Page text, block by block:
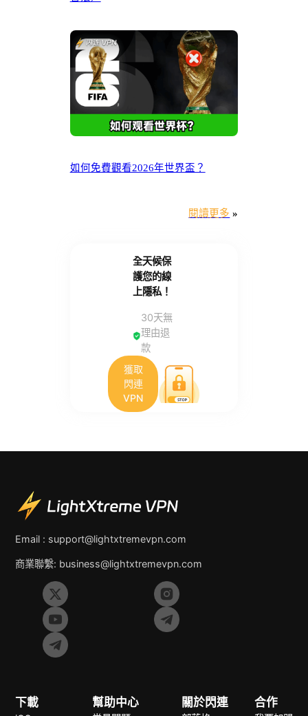
如何免費觀看2026年世界盃？
閱讀更多 »
全天候保
護您的線
上隱私！
30天無
理由退
款
獲取
閃連
VPN
Email : support@lightxtremevpn.com
商業聯繫: business@lightxtremevpn.com
下載 幫助中心 關於閃連 合作